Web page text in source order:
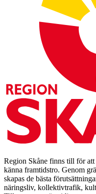
Region Skåne finns till för att
känna framtidstro. Genom
skapas de bästa
näringsliv, kollektivtrafik,